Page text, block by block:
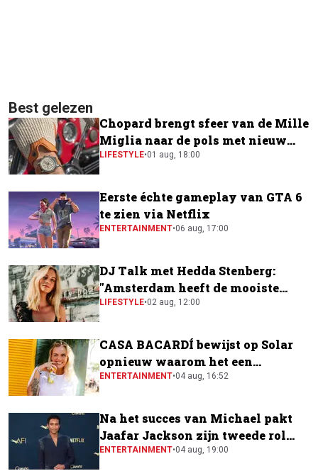
Best gelezen
Chopard brengt sfeer van de Mille
Miglia naar de pols met nieuw
horloge
LIFESTYLE•01 aug, 18:00
Eerste échte gameplay van GTA 6
te zien via Netflix
ENTERTAINMENT•06 aug, 17:00
DJ Talk met Hedda Stenberg:
"Amsterdam heeft de mooiste
festivalscene van Europa"
LIFESTYLE•02 aug, 12:00
CASA BACARDÍ bewijst op Solar
opnieuw waarom het een
festivalfavoriet is
ENTERTAINMENT•04 aug, 16:52
Na het succes van Michael pakt
Jaafar Jackson zijn tweede rol
naast Will Smith
ENTERTAINMENT•04 aug, 19:00